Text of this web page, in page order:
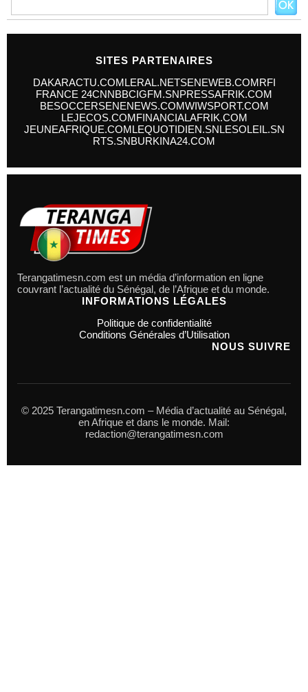
SITES PARTENAIRES
DAKARACTU.COMLERAL.NETSENEWEB.COMRFI
FRANCE 24CNNBBCIGFM.SNPRESSAFRIK.COM
BESOCCERSENENEWS.COMWIWSPORT.COM
LEJECOS.COMFINANCIALAFRIK.COM
JEUNEAFRIQUE.COMLEQUOTIDIEN.SNLESOLEIL.SN
RTS.SNBURKINA24.COM
Terangatimesn.com est un média d’information en ligne
couvrant l’actualité du Sénégal, de l’Afrique et du monde.
INFORMATIONS LÉGALES
Politique de confidentialité
Conditions Générales d’Utilisation
NOUS SUIVRE
© 2025 Terangatimesn.com – Média d’actualité au Sénégal,
en Afrique et dans le monde. Mail:
redaction@terangatimesn.com